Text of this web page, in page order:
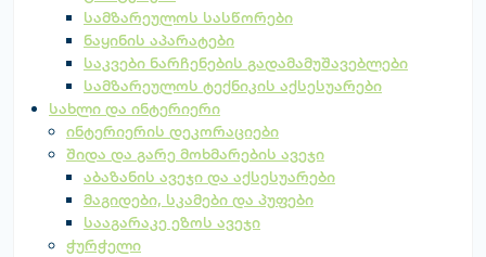
სამზარეულოს სასწორები
ნაყინის აპარატები
საკვები ნარჩენების გადამამუშავებლები
სამზარეულოს ტექნიკის აქსესუარები
სახლი და ინტერიერი
ინტერიერის დეკორაციები
შიდა და გარე მოხმარების ავეჯი
აბაზანის ავეჯი და აქსესუარები
მაგიდები, სკამები და პუფები
სააგარაკე ეზოს ავეჯი
ჭურჭელი